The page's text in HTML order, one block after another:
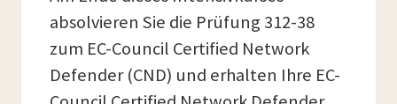
absolvieren Sie die Prüfung 312-38
zum EC-Council Certified Network
Defender (CND) und erhalten Ihre EC-